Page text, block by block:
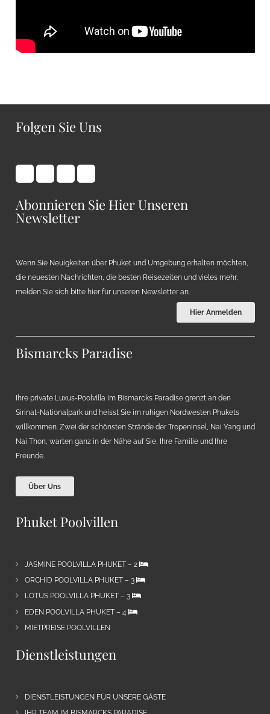
Folgen Sie Uns
Abonnieren Sie Hier Unseren
Newsletter
Wenn Sie Neuigkeiten über Phuket und Umgebung erhalten möchten,
die neuesten Nachrichten, die besten Reisezeiten und vieles mehr,
melden Sie sich bitte hier für unseren Newsletter an.
Hier Anmelden
Bismarcks Paradise
Ihre private Luxus-Poolvilla im Bismarcks Paradise grenzt an den
Sirinat-Nationalpark und heisst Sie im ruhigen Nordwesten Phukets
willkommen. Zwei der schönsten Strände der Tropeninsel, Nai Yang und
Nai Thon, warten ganz in der Nähe auf Sie, Ihre Familie und Ihre
Freunde.
Über Uns
Phuket Poolvillen
JASMINE POOLVILLA PHUKET – 2
ORCHID POOLVILLA PHUKET – 3
LOTUS POOLVILLA PHUKET – 3
EDEN POOLVILLA PHUKET – 4
MIETPREISE POOLVILLEN
Dienstleistungen
DIENSTLEISTUNGEN FÜR UNSERE GÄSTE